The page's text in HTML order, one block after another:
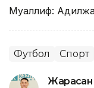
Муаллиф:
Футбол Спорт